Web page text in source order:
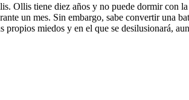
Ollis tiene diez años y no puede dormir con
un mes. Sin embargo, sabe convertir una
miedos y en el que se desilusionará,